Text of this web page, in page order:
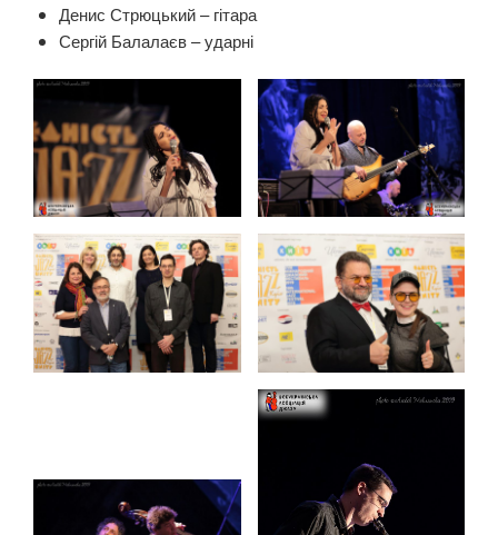
Денис Стрюцький – гітара
Сергій Балалаєв – ударні